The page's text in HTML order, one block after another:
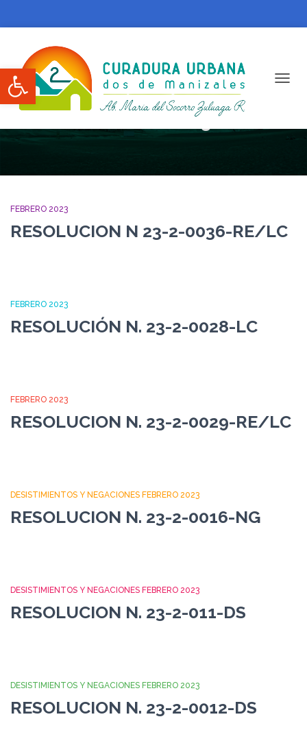
Abrir barra de herramientas
Febrero 2023
FEBRERO 2023
RESOLUCION N 23-2-0036-RE/LC
FEBRERO 2023
RESOLUCIÓN N. 23-2-0028-LC
FEBRERO 2023
RESOLUCION N. 23-2-0029-RE/LC
DESISTIMIENTOS Y NEGACIONES FEBRERO 2023
RESOLUCION N. 23-2-0016-NG
DESISTIMIENTOS Y NEGACIONES FEBRERO 2023
RESOLUCION N. 23-2-011-DS
DESISTIMIENTOS Y NEGACIONES FEBRERO 2023
RESOLUCION N. 23-2-0012-DS